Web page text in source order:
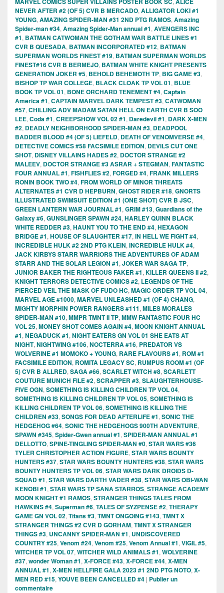
NEVER AFTER #2 (OF 5) CVR B MERCADO, ALLIGATOR LOKI #1
YOUNG, AMAZING SPIDER-MAN #31 2ND PTG RAMOS, Amazing
Spider-man #34, Amazing Spider-Man annual #1, AVENGERS INC
#1, BATMAN CATWOMAN THE GOTHAM WAR BATTLE LINES #1
CVR B QUESADA, BATMAN INCORPORATED #12, BATMAN
SUPERMAN WORLDS FINEST #19, BATMAN SUPERMAN WORLDS
FINEST#16 CVR B BERMEJO, BATMAN WHITE KNIGHT PRESENTS
GENERATION JOKER #5, BEHOLD BEHEMOTH TP, BIG GAME #3,
BISHOP TP WAR COLLEGE, BLACK CLOAK TP VOL 01, BLUE
BOOK TP VOL 01, BONE ORCHARD TENEMENT #4, Captain
America #1, CAPTAIN MARVEL DARK TEMPEST #3, CATWOMAN
#57, CHILLING ADV MADAM SATAN HELL ON EARTH CVR B SOO
LEE, Coda #1, CREEPSHOW VOL 02 #1, Daredevil #1, DARK X-MEN
#2, DEADLY NEIGHBORHOOD SPIDER-MAN #3, DEADPOOL
BADDER BLOOD #4 (OF 5) LIEFELD, DEATH OF VENOMVERSE #4,
DETECTIVE COMICS #58 FACSIMILE EDITION, DEVILS CUT ONE
SHOT, DISNEY VILLAINS HADES #2, DOCTOR STRANGE #2
MALEEV, DOCTOR STRANGE #3 ASRAR + STEGMAN, FANTASTIC
FOUR ANNUAL #1, FISHFLIES #2, FORGED #4, FRANK MILLERS
RONIN BOOK TWO #4, FROM WORLD OF MINOR THREATS
ALTERNATES #1 CVR D HEPBURN, GHOST RIDER #18, GNORTS
ILLUSTRATED SWIMSUIT EDITION #1 (ONE SHOT) CVR B JSC,
GREEN LANTERN WAR JOURNAL #1, GRIM #13, Guardians of the
Galaxy #6, GUNSLINGER SPAWN #24, HARLEY QUINN BLACK
WHITE REDDER #3, HAUNT YOU TO THE END #4, HEXAGON
BRIDGE #1, HOUSE OF SLAUGHTER #17, IN HELL WE FIGHT #4,
INCREDIBLE HULK #2 2ND PTG KLEIN, INCREDIBLE HULK #4,
JACK KIRBYS STARR WARRIORS THE ADVENTURES OF ADAM
STARR AND THE SOLAR LEGION #1, JOKER WAR SAGA TP,
JUNIOR BAKER THE RIGHTEOUS FAKER #1, KILLER QUEENS II #2,
KNIGHT TERRORS DETECTIVE COMICS #2, LEGENDS OF THE
PIERCED VEIL THE MASK OF FUDO HC, MAGIC ORDER TP VOL 04,
MARVEL AGE #1000, MARVEL UNLEASHED #1 (OF 4) CHANG,
MIGHTY MORPHIN POWER RANGERS #111, MILES MORALES
SPIDER-MAN #10, MMPR TMNT II TP, MMW FANTASTIC FOUR HC
VOL 25, MONEY SHOT COMES AGAIN #4, MOON KNIGHT ANNUAL
#1, NEGADUCK #1, NIGHT EATERS GN VOL 01 SHE EATS AT
NIGHT, NIGHTWING #106, NOCTERRA #16, PREDATOR VS
WOLVERINE #1 MOMOKO + YOUNG, RARE FLAVOURS #1, ROM #1
FACSIMILE EDITION, ROMITA LEGACY SC, RUMPUS ROOM #1 (OF
5) CVR B ALLRED, SAGA #66, SCARLET WITCH #8, SCARLETT
COUTURE MUNICH FILE #2, SCRAPPER #3, SLAUGHTERHOUSE-
FIVE OGN, SOMETHING IS KILLING CHILDREN TP VOL 04,
SOMETHING IS KILLING CHILDREN TP VOL 05, SOMETHING IS
KILLING CHILDREN TP VOL 06, SOMETHING IS KILLING THE
CHILDREN #33, SONGS FOR DEAD AFTERLIFE #1, SONIC THE
HEDGEHOG #64, SONIC THE HEDGEHOGS 900TH ADVENTURE,
SPAWN #345, Spider-Gwen annual #1, SPIDER-MAN ANNUAL #1
DELLOTTO, SPINE-TINGLING SPIDER-MAN #0, STAR WARS #36
TYLER CHRISTOPHER ACTION FIGURE, STAR WARS BOUNTY
HUNTERS #37, STAR WARS BOUNTY HUNTERS #38, STAR WARS
BOUNTY HUNTERS TP VOL 06, STAR WARS DARK DROIDS D-
SQUAD #1, STAR WARS DARTH VADER #38, STAR WARS OBI-WAN
KENOBI #1, STAR WARS TP SANA STARROS, STRANGE ACADEMY
MOON KNIGHT #1 RAMOS, STRANGER THINGS TALES FROM
HAWKINS #4, Superman #6, TALES OF SYZPENSE #2, THERAPY
GAME GN VOL 02, Titans #3, TMNT ONGOING #143, TMNT X
STRANGER THINGS #2 CVR D GORHAM, TMNT X STRANGER
THINGS #3, UNCANNY SPIDER-MAN #1, UNDISCOVERED
COUNTRY #25, Venom #24, Venom #25, Venom Annual #1, VIGIL #5,
WITCHER TP VOL 07, WITCHER WILD ANIMALS #1, WOLVERINE
#37, wonder Woman #1, X-FORCE #43, X-FORCE #44, X-MEN
ANNUAL #1, X-MEN HELLFIRE GALA 2023 #1 2ND PTG NOTO, X-
MEN RED #15, YOUVE BEEN CANCELLED #4 | Publier un
commentaire